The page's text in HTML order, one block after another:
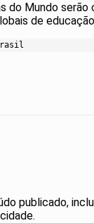
Mundo
de
publicado,